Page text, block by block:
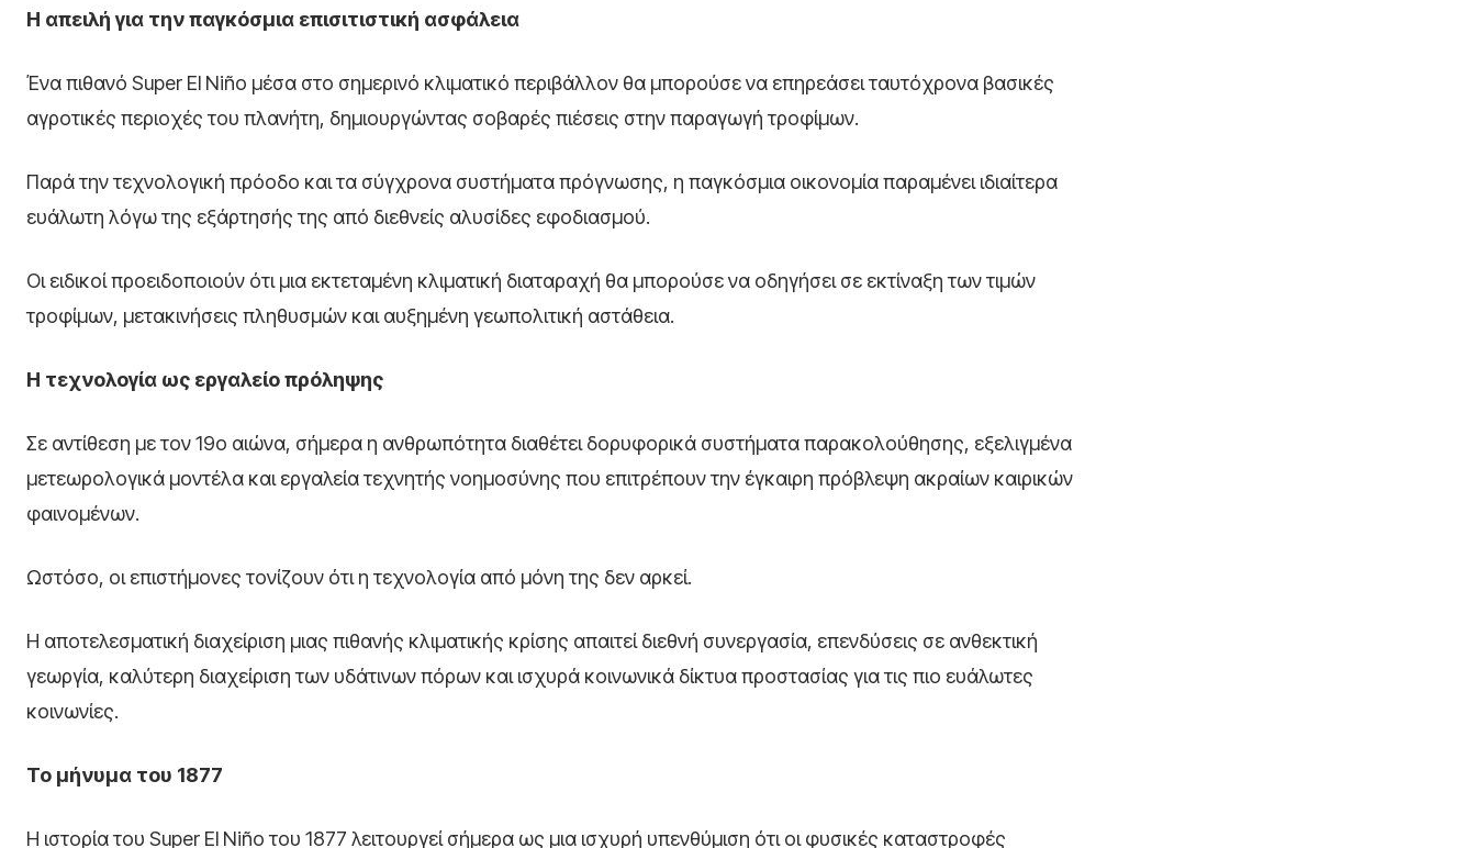
Η απειλή για την παγκόσμια επισιτιστική ασφάλεια
Ένα πιθανό Super El Niño μέσα στο σημερινό κλιματικό περιβάλλον θα μπορούσε να επηρεάσει ταυτόχρονα βασικές
αγροτικές περιοχές του πλανήτη, δημιουργώντας σοβαρές πιέσεις στην παραγωγή τροφίμων.
Παρά την τεχνολογική πρόοδο και τα σύγχρονα συστήματα πρόγνωσης, η παγκόσμια οικονομία παραμένει ιδιαίτερα
ευάλωτη λόγω της εξάρτησής της από διεθνείς αλυσίδες εφοδιασμού.
Οι ειδικοί προειδοποιούν ότι μια εκτεταμένη κλιματική διαταραχή θα μπορούσε να οδηγήσει σε εκτίναξη των τιμών
τροφίμων, μετακινήσεις πληθυσμών και αυξημένη γεωπολιτική αστάθεια.
Η τεχνολογία ως εργαλείο πρόληψης
Σε αντίθεση με τον 19ο αιώνα, σήμερα η ανθρωπότητα διαθέτει δορυφορικά συστήματα παρακολούθησης, εξελιγμένα
μετεωρολογικά μοντέλα και εργαλεία τεχνητής νοημοσύνης που επιτρέπουν την έγκαιρη πρόβλεψη ακραίων καιρικών
φαινομένων.
Ωστόσο, οι επιστήμονες τονίζουν ότι η τεχνολογία από μόνη της δεν αρκεί.
Η αποτελεσματική διαχείριση μιας πιθανής κλιματικής κρίσης απαιτεί διεθνή συνεργασία, επενδύσεις σε ανθεκτική
γεωργία, καλύτερη διαχείριση των υδάτινων πόρων και ισχυρά κοινωνικά δίκτυα προστασίας για τις πιο ευάλωτες
κοινωνίες.
Το μήνυμα του 1877
Η ιστορία του Super El Niño του 1877 λειτουργεί σήμερα ως μια ισχυρή υπενθύμιση ότι οι φυσικές καταστροφές